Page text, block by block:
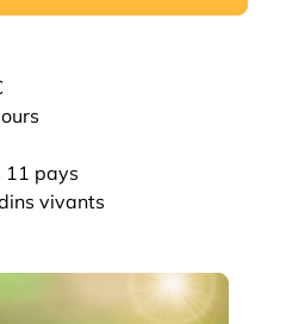
11 pays
vivants